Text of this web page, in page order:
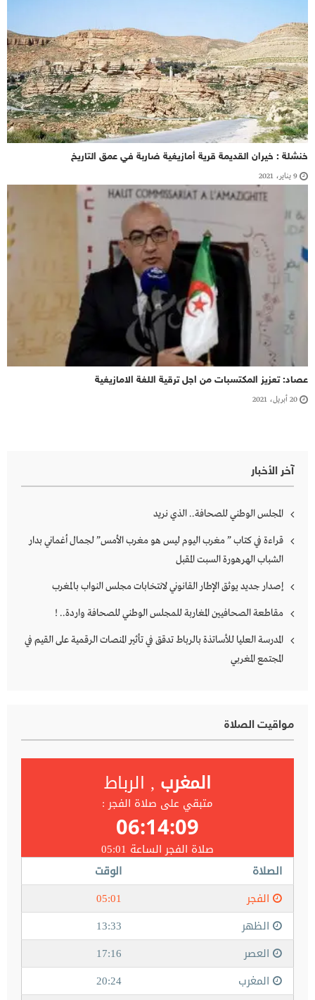
خنشلة : خيران القديمة قرية أمازيغية ضاربة في عمق التاريخ
9 يناير، 2021
عصاد: تعزيز المكتسبات من اجل ترقية اللغة الامازيغية
20 أبريل، 2021
آخر الأخبار
المجلس الوطني للصحافة.. الذي نريد
قراءة في كتاب ” مغرب اليوم ليس هو مغرب الأمس” لجمال أغماني بدار
الشباب الهرهورة السبت المقبل
إصدار جديد يوثق الإطار القانوني لانتخابات مجلس النواب بالمغرب
مقاطعة الصحافيين المغاربة للمجلس الوطني للصحافة واردة.. !
المدرسة العليا للأساتذة بالرباط تدقق في تأثير المنصات الرقمية على القيم في
المجتمع المغربي
مواقيت الصلاة